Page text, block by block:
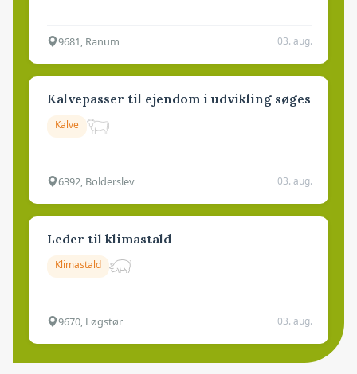
9681, Ranum 03. aug.
Kalvepasser til ejendom i udvikling søges
Kalve
6392, Bolderslev 03. aug.
Leder til klimastald
Klimastald
9670, Løgstør 03. aug.